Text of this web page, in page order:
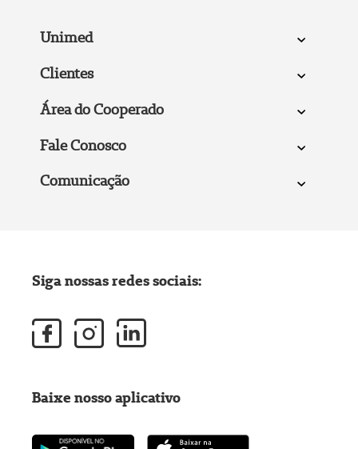
Unimed
Clientes
Área do Cooperado
Fale Conosco
Comunicação
Siga nossas redes sociais:
Baixe nosso aplicativo